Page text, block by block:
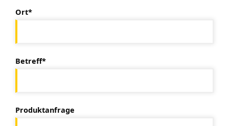
Ort*
Betreff*
Produktanfrage